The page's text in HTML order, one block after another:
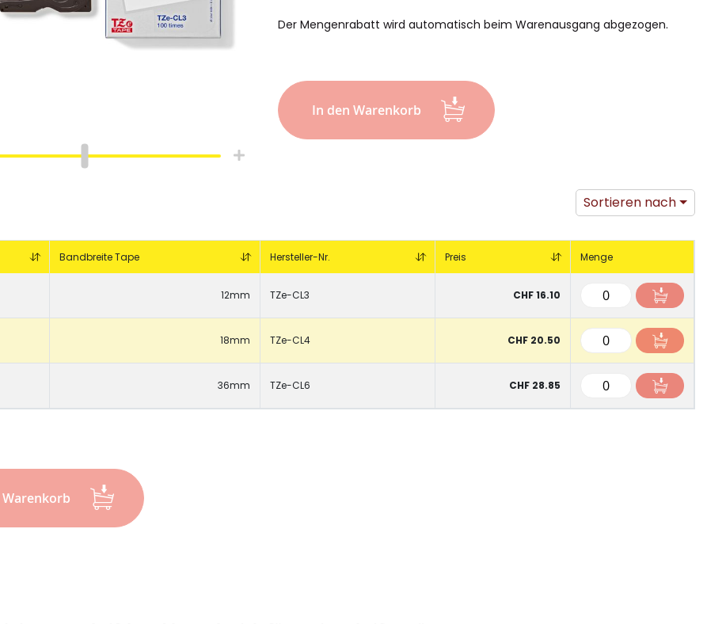
Der Mengenrabatt wird automatisch beim Warenausgang abgezogen.
In den Warenkorb
Sortieren nach
Bandbreite Tape Hersteller-Nr. Preis Menge
12mm TZe-CL3 CHF 16.10
18mm TZe-CL4 CHF 20.50
36mm TZe-CL6 CHF 28.85